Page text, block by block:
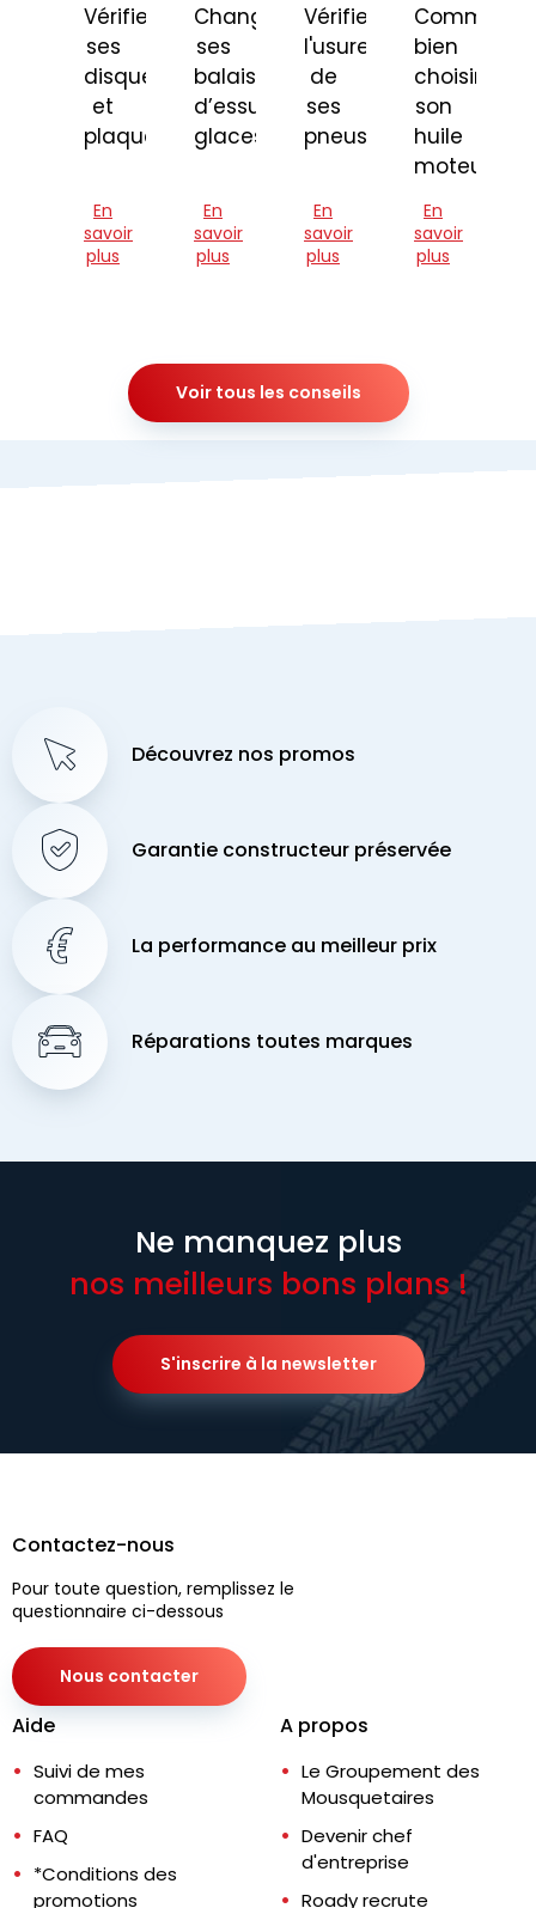
Vérifier
ses
disques
et
plaquettes
En
savoir
plus
Changer
ses
balais
d’essuie-
glaces
En
savoir
plus
Vérifier
l'usure
de
ses
pneus
En
savoir
plus
Comment
bien
choisir
son
huile
moteur
En
savoir
plus
Voir tous les conseils
Découvrez nos promos
Garantie constructeur préservée
La performance au meilleur prix
Réparations toutes marques
Ne manquez plus
nos meilleurs bons plans !
S'inscrire à la newsletter
Contactez-nous
Pour toute question, remplissez le
questionnaire ci-dessous
Nous contacter
Aide
Suivi de mes
commandes
FAQ
*Conditions des
promotions
A propos
Le Groupement des
Mousquetaires
Devenir chef
d'entreprise
Roady recrute